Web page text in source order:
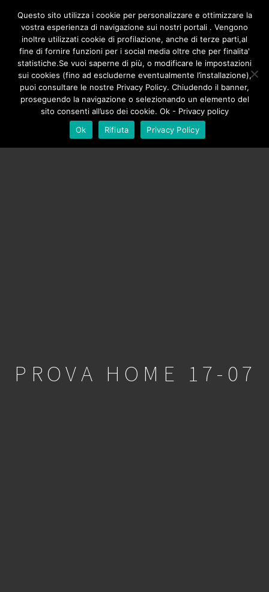
PROVA HOME 17-07
Questo sito utilizza i cookie per personalizzare e ottimizzare la
vostra esperienza di navigazione sui nostri portali . Vengono
inoltre utilizzati cookie di profilazione, anche di terze parti,al
fine di fornire funzioni per i social media oltre che per finalita'
statistiche.Se vuoi saperne di più, o modificare le impostazioni
sui cookies (fino ad escluderne eventualmente l’installazione),
puoi consultare le nostre Privacy Policy. Chiudendo il banner,
proseguendo la navigazione o selezionando un elemento del
sito consenti all’uso dei cookie. Ok - Privacy policy
Ok
Rifiuta Privacy Policy